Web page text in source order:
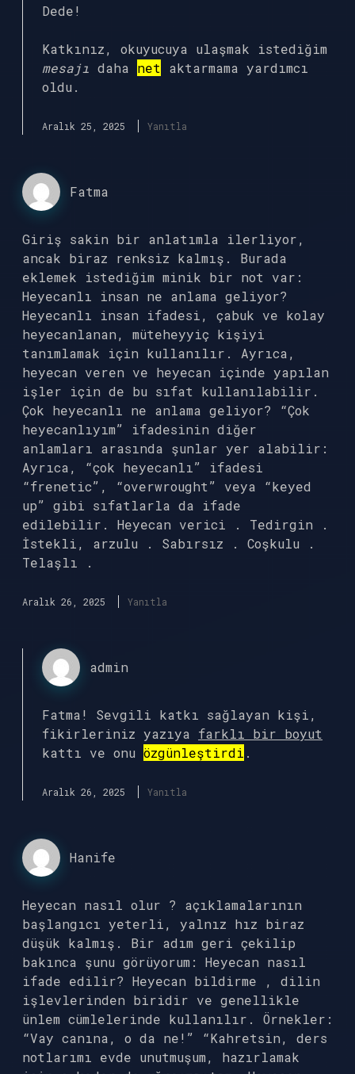
Dede!
Katkınız, okuyucuya ulaşmak istediğim
mesajı daha net aktarmama yardımcı
oldu.
Aralık 25, 2025 Yanıtla
Fatma
Giriş sakin bir anlatımla ilerliyor,
ancak biraz renksiz kalmış. Burada
eklemek istediğim minik bir not var:
Heyecanlı insan ne anlama geliyor?
Heyecanlı insan ifadesi, çabuk ve kolay
heyecanlanan, müteheyyiç kişiyi
tanımlamak için kullanılır. Ayrıca,
heyecan veren ve heyecan içinde yapılan
işler için de bu sıfat kullanılabilir.
Çok heyecanlı ne anlama geliyor? “Çok
heyecanlıyım” ifadesinin diğer
anlamları arasında şunlar yer alabilir:
Ayrıca, “çok heyecanlı” ifadesi
“frenetic”, “overwrought” veya “keyed
up” gibi sıfatlarla da ifade
edilebilir. Heyecan verici . Tedirgin .
İstekli, arzulu . Sabırsız . Coşkulu .
Telaşlı .
Aralık 26, 2025 Yanıtla
admin
Fatma! Sevgili katkı sağlayan kişi,
fikirleriniz yazıya farklı bir boyut
kattı ve onu özgünleştirdi .
Aralık 26, 2025 Yanıtla
Hanife
Heyecan nasıl olur ? açıklamalarının
başlangıcı yeterli, yalnız hız biraz
düşük kalmış. Bir adım geri çekilip
bakınca şunu görüyorum: Heyecan nasıl
ifade edilir? Heyecan bildirme , dilin
işlevlerinden biridir ve genellikle
ünlem cümlelerinde kullanılır. Örnekler:
“Vay canına, o da ne!” “Kahretsin, ders
notlarımı evde unutmuşum, hazırlamak